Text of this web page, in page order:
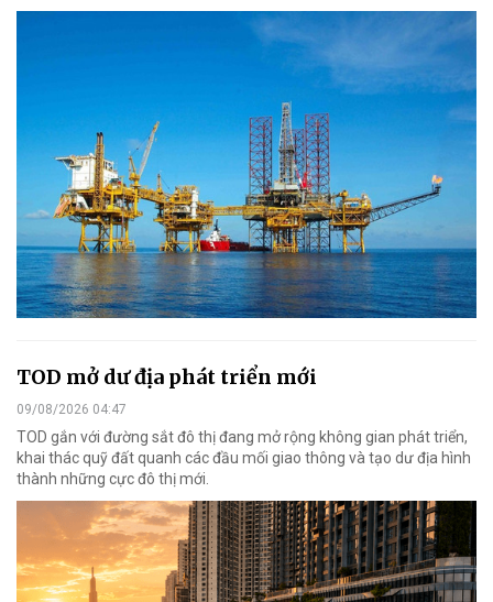
TOD mở dư địa phát triển mới
09/08/2026 04:47
TOD gắn với đường sắt đô thị đang mở rộng không gian phát triển,
khai thác quỹ đất quanh các đầu mối giao thông và tạo dư địa hình
thành những cực đô thị mới.